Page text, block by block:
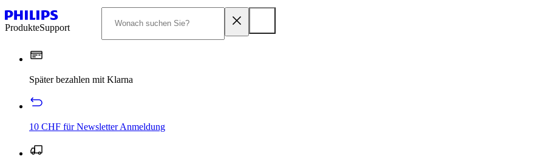
ProdukteSupport
Später bezahlen mit Klarna
10 CHF für Newsletter Anmeldung